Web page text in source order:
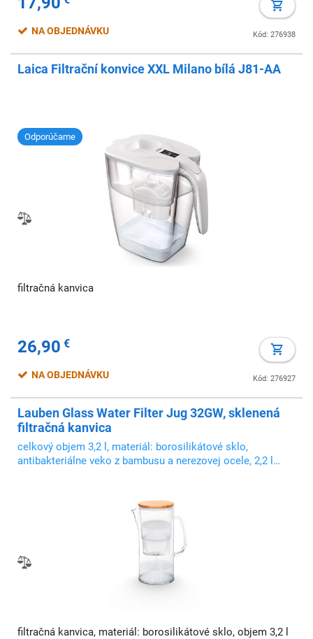
Kód: 276938
NA OBJEDNÁVKU
Laica Filtrační konvice XXL Milano bílá J81-AA
Odporúčame
filtračná kanvica
26,90 €
Kód: 276927
NA OBJEDNÁVKU
Lauben Glass Water Filter Jug 32GW, sklenená
filtračná kanvica
celkový objem 3,2 l, materiál: borosilikátové sklo,
antibakteriálne veko z bambusu a nerezovej ocele, 2,2 l
filtračná kanvica, materiál: borosilikátové sklo, objem 3,2 l